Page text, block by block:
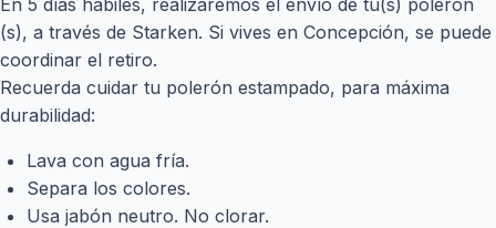
(s), a través de Starken. Si vives en Concepción, se puede
coordinar el retiro.
Recuerda cuidar tu polerón estampado, para máxima
durabilidad:
Lava con agua fría.
Separa los colores.
Usa jabón neutro. No clorar.